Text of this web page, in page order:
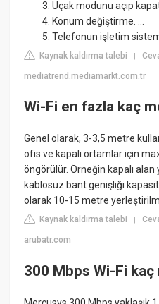
Uçak modunu açıp
Konum değiştirme. ...
Telefonun işletim
Kaynak kaldırma talebi |
mediatrend.mediamarkt.com.tr
Wi-Fi en fazla kaç
Genel olarak, 3-3,5 metre
ofis ve kapalı ortamlar için
öngörülür. Örneğin kapalı
kablosuz bant genişliği
olarak 10-15 metre
Kaynak kaldırma talebi |
arubatr.com
300 Mbps Wi-Fi